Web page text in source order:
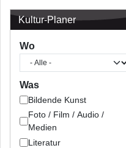
Kultur-Planer
Wo
Was
Bildende Kunst
Foto / Film / Audio /
Medien
Literatur